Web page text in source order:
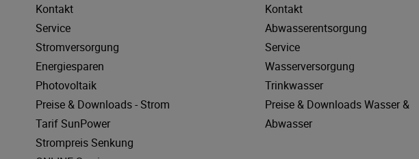
Kontakt
Service
Stromversorgung
Energiesparen
Photovoltaik
Preise & Downloads - Strom
Tarif SunPower
Strompreis Senkung
Kontakt
Abwasserentsorgung
Service
Wasserversorgung
Trinkwasser
Preise & Downloads Wasser &
Abwasser